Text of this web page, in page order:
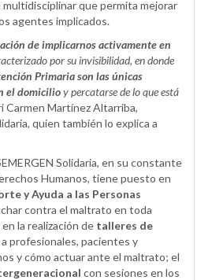
que permita mejorar
agentes implicados.
de implicarnos activamente en
por su invisibilidad, en donde
Primaria son las únicas
el domicilioy percatarse de lo que está
Carmen Martínez Altarriba,
quien también lo explica a
Solidaria, en su constante
Humanos, tiene puesto en
y Ayuda a las Personas
contra el maltrato en toda
la realización de talleres de
a profesionales, pacientes y
y cómo actuar ante el maltrato; el
con sesiones en los